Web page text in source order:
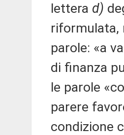
lettera d)
riformulata,
parole: «a
di finanza
le parole
parere
condizione